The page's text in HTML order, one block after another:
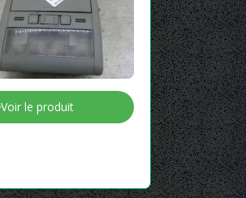
Voir le produit